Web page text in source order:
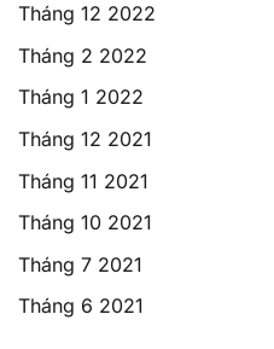
Tháng 12 2022
Tháng 2 2022
Tháng 1 2022
Tháng 12 2021
Tháng 11 2021
Tháng 10 2021
Tháng 7 2021
Tháng 6 2021